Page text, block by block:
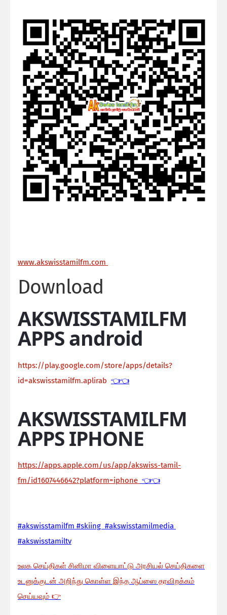
www.akswisstamilfm.com
Download
AKSWISSTAMILFM
APPS android
https://play.google.com/store/apps/details?
id=akswisstamilfm.aplirab 👈👈
AKSWISSTAMILFM
APPS IPHONE
https://apps.apple.com/us/app/akswiss-tamil-
fm/id1607446642?platform=iphone 👈👈
#akswisstamilfm #skiing #akswisstamilmedia
#akswisstamiltv
உலக செய்திகள் சினிமா விளையாட்டு அரசியல் செய்திகளை
உடனுக்குடன் அறிந்து கொள்ள இந்த ஆப்ஸை தரவிறக்கம்
செய்யவும் 👉